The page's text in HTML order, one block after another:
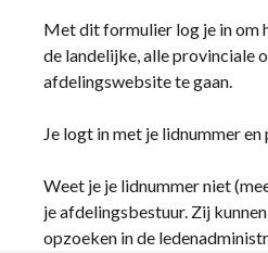
Met dit formulier log je in om
de landelijke, alle provinciale
afdelingswebsite te gaan.
Je logt in met je lidnummer en
Weet je je lidnummer niet
je afdelingsbestuur. Zij
opzoeken in de